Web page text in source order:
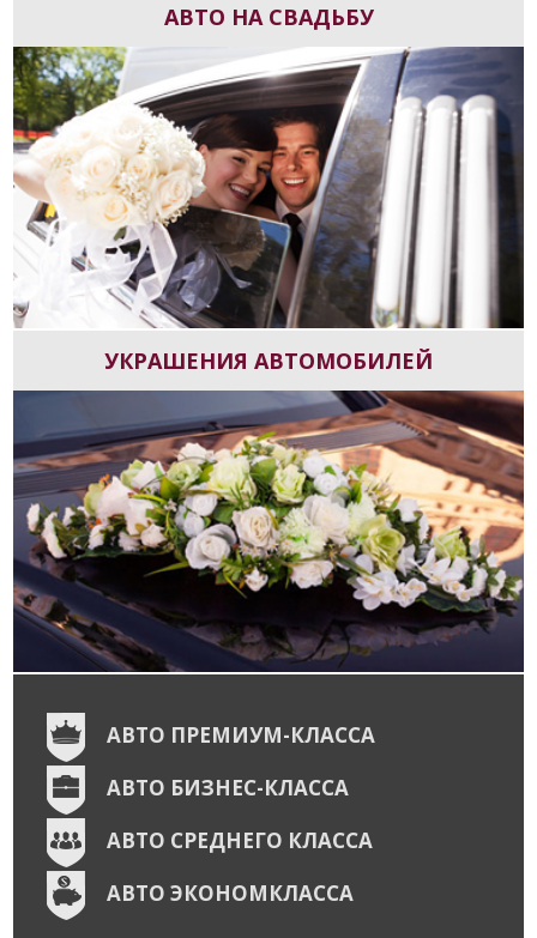
АВТО НА СВАДЬБУ
УКРАШЕНИЯ АВТОМОБИЛЕЙ
АВТО ПРЕМИУМ-КЛАССА
АВТО БИЗНЕС-КЛАССА
АВТО СРЕДНЕГО КЛАССА
АВТО ЭКОНОМКЛАССА